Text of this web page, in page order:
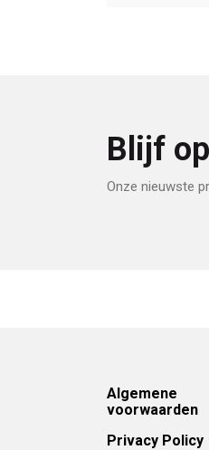
Blijf
Onze nieuwste
Footer
Algemene
voorwaarden
Privacy Policy